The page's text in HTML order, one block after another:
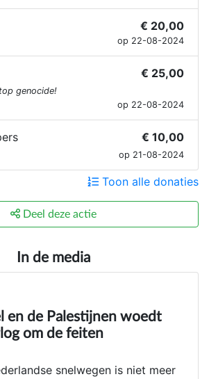
€ 20,00
op 22-08-2024
€ 25,00
genocide!
op 22-08-2024
€ 10,00
op 21-08-2024
Toon alle donaties
Deel deze actie
In de media
en de Palestijnen woedt
om de feiten
snelwegen is niet meer